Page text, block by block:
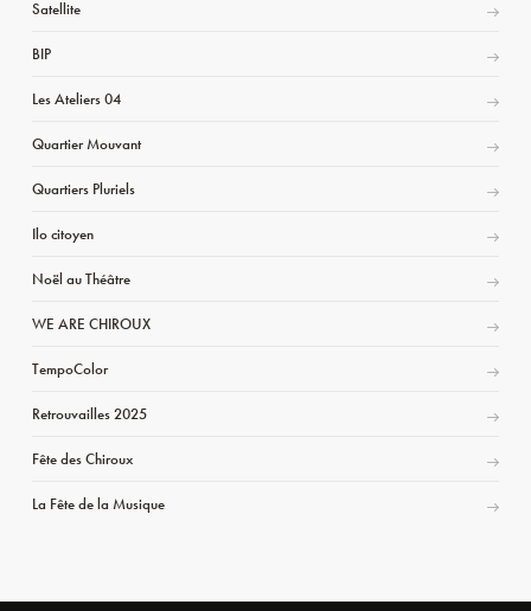
Satellite
BIP
Les Ateliers 04
Quartier Mouvant
Quartiers Pluriels
Ilo citoyen
Noël au Théâtre
WE ARE CHIROUX
TempoColor
Retrouvailles 2025
Fête des Chiroux
La Fête de la Musique